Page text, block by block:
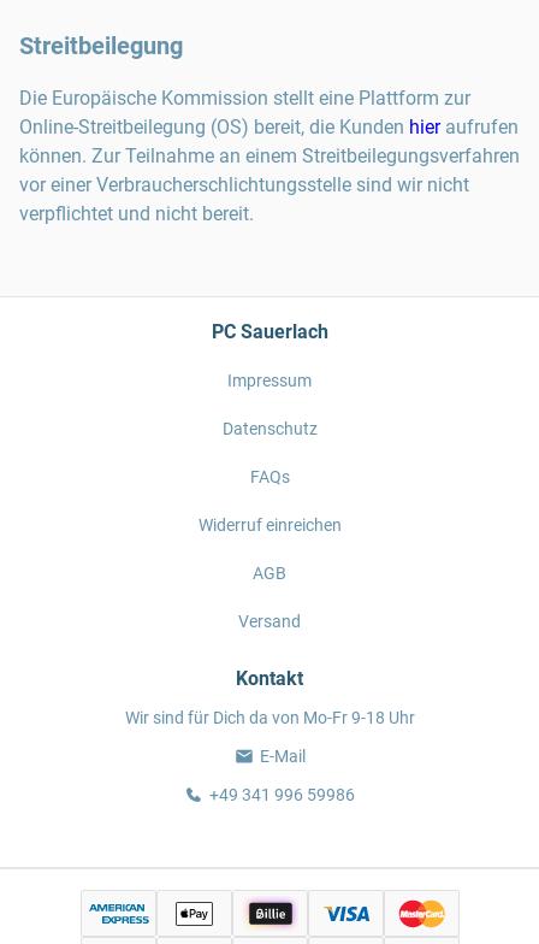
Streitbeilegung
Die Europäische Kommission stellt eine Plattform zur
Online-Streitbeilegung (OS) bereit, die Kunden hieraufrufen
können. Zur Teilnahme an einem Streitbeilegungsverfahren
vor einer Verbraucherschlichtungsstelle sind wir nicht
verpflichtet und nicht bereit.
PC Sauerlach
Impressum
Datenschutz
FAQs
Widerruf einreichen
AGB
Versand
Kontakt
Wir sind für Dich da von Mo-Fr 9-18 Uhr
E-Mail
+49 341 996 59986